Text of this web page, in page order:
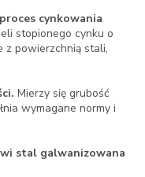
cynkowania
stopionego cynku o
z powierzchnią stali,
Mierzy się grubość
wymagane normy i
stal galwanizowana